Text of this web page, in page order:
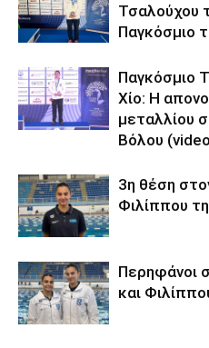
Τσαλούχου
Παγκόσμιο
Παγκόσμιο
Χίο: Η
μεταλλίου
Βόλου
3η θέση
Φιλίππου
Περηφάνοι
και